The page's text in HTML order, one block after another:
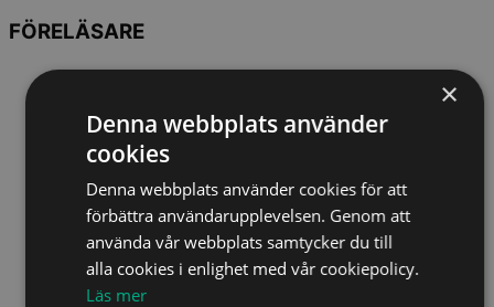
FÖRELÄSARE
×
Denna webbplats använder
cookies
Denna webbplats använder cookies för att
förbättra användarupplevelsen. Genom att
använda vår webbplats samtycker du till
alla cookies i enlighet med vår cookiepolicy.
Läs mer